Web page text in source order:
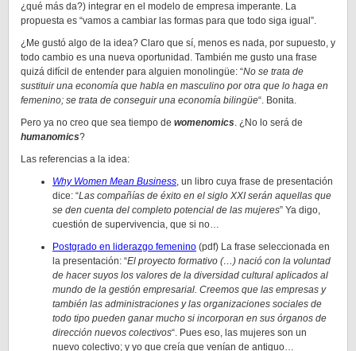
¿qué más da?) integrar en el modelo de empresa imperante. La
propuesta es “vamos a cambiar las formas para que todo siga igual”.
¿Me gustó algo de la idea? Claro que sí, menos es nada, por supuesto, y
todo cambio es una nueva oportunidad. También me gusto una frase
quizá difícil de entender para alguien monolingüe: “No se trata de
sustituir una economía que habla en masculino por otra que lo haga en
femenino; se trata de conseguir una economía bilingüe“. Bonita.
Pero ya no creo que sea tiempo de womenomics. ¿No lo será de
humanomics?
Las referencias a la idea:
Why Women Mean Business, un libro cuya frase de presentación
dice: “Las compañías de éxito en el siglo XXI serán aquellas que
se den cuenta del completo potencial de las mujeres” Ya digo,
cuestión de supervivencia, que si no…
Postgrado en liderazgo femenino (pdf) La frase seleccionada en
la presentación: “El proyecto formativo (…) nació con la voluntad
de hacer suyos los valores de la diversidad cultural aplicados al
mundo de la gestión empresarial. Creemos que las empresas y
también las administraciones y las organizaciones sociales de
todo tipo pueden ganar mucho si incorporan en sus órganos de
dirección nuevos colectivos“. Pues eso, las mujeres son un
nuevo colectivo; y yo que creía que venían de antiguo…